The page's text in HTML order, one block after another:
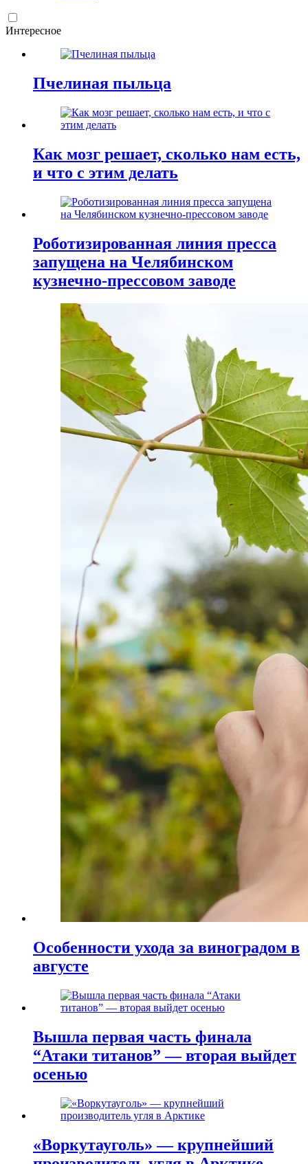
Интересное
Пчелиная пыльца
Как мозг решает, сколько нам есть,
и что с этим делать
Роботизированная линия пресса
запущена на Челябинском
кузнечно-прессовом заводе
Особенности ухода за виноградом в
августе
Вышла первая часть финала
“Атаки титанов” — вторая выйдет
осенью
«Воркутауголь» — крупнейший